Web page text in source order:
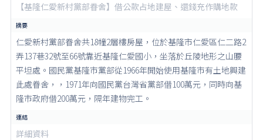
【基隆仁愛新村黨部眷舍】借公款占地建屋、還錢充作購地款
仁愛新村黨部眷舍共18幢2層樓房屋，位於基隆市仁愛區仁二路2
弄137巷32號至66號靠近基隆仁愛國小，坐落於丘陵地形之山腰
平坦處。國民黨基隆市黨部從1966年開始使用基隆市有土地興建
此處眷舍，，1971年向國民黨台灣省黨部借100萬元，同時向基
隆市政府借200萬元，隔年建物完工。
詳細資料